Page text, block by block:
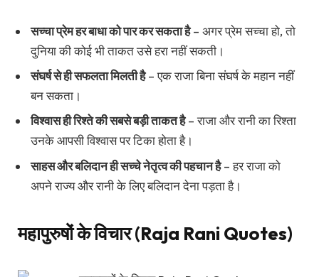
सच्चा प्रेम हर बाधा को पार कर सकता है– अगर प्रेम सच्चा हो, तो
दुनिया की कोई भी ताकत उसे हरा नहीं सकती।
संघर्ष से ही सफलता मिलती है– एक राजा बिना संघर्ष के महान नहीं
बन सकता।
विश्वास ही रिश्ते की सबसे बड़ी ताकत है– राजा और रानी का रिश्ता
उनके आपसी विश्वास पर टिका होता है।
साहस और बलिदान ही सच्चे नेतृत्व की पहचान है– हर राजा को
अपने राज्य और रानी के लिए बलिदान देना पड़ता है।
महापुरुषों के विचार (Raja Rani Quotes)